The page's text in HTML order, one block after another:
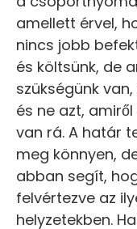
amellett érvel,
nincs jobb
és költsünk, de
szükségünk
és ne azt,
van rá. A határ
meg könnyen,
abban segít,
felvértezve az
helyzetekben.